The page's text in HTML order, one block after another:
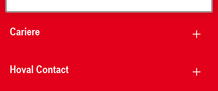
Cariere
Hoval Contact